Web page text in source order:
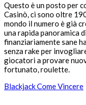
Questo è un posto per
Casinò, ci sono oltre
mondo il numero è già
una rapida panoramica
finanziariamente sane
senza rake per
giocatori a provare
fortunato, roulette.
Blackjack Come Vincere